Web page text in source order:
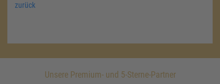
zurück
Unsere Premium- und 5-Sterne-Partner